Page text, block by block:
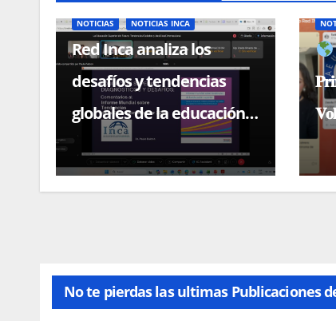
NOTICIAS NOTICIAS INCA
Red Inca analiza los
desafíos y tendencias
globales de la educación
superior en conferencia
magistral con el Dr. Paulo
No te pierdas las ultimas Publicaciones